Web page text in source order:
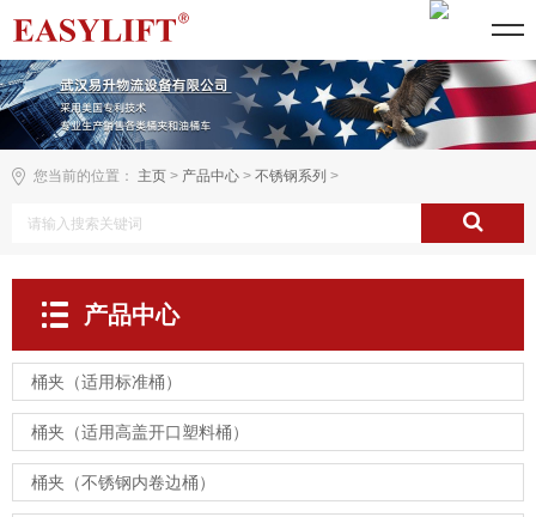
您当前的位置： 主页 > 产品中心 > 不锈钢系列 >
产品中心
桶夹（适用标准桶）
桶夹（适用高盖开口塑料桶）
桶夹（不锈钢内卷边桶）